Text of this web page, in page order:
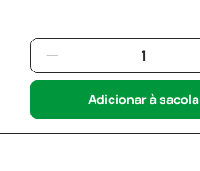
Adicionar à sacola